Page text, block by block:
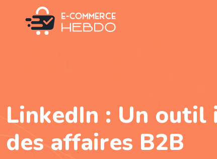
LinkedIn : Un
des affaires B2B